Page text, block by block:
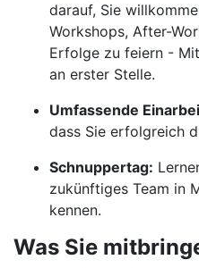
darauf, Sie
Workshops, After-
Erfolge zu feiern -
an erster Stelle.
Umfassende
dass Sie erfolgreich
Schnuppertag:
zukünftiges Team in
kennen.
Was Sie